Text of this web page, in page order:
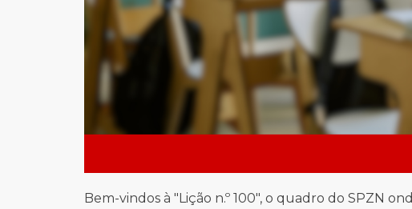
Bem-vindos à "Lição n.º 100", o quadro do SPZN